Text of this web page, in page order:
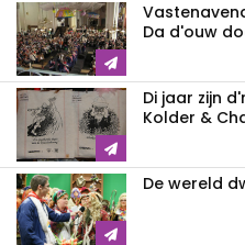
Da d'ouw
Di jaar zijn
Kolder &
De wereld